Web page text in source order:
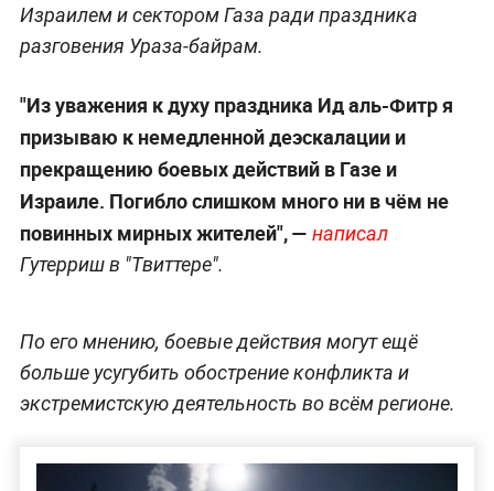
Израилем и сектором Газа ради праздника
разговения Ураза-байрам.
"Из уважения к духу праздника Ид аль-Фитр я
призываю к немедленной деэскалации и
прекращению боевых действий в Газе и
Израиле. Погибло слишком много ни в чём не
повинных мирных жителей", — написал
Гутерриш в "Твиттере".
По его мнению, боевые действия могут ещё
больше усугубить обострение конфликта и
экстремистскую деятельность во всём регионе.